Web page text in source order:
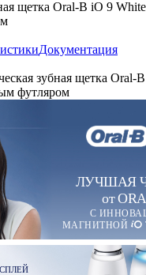
щетка Oral-B iO 9
Документация
зубная щетка Oral-
футляром
ЛУЧШАЯ
от
С
МАГНИТНОЙ